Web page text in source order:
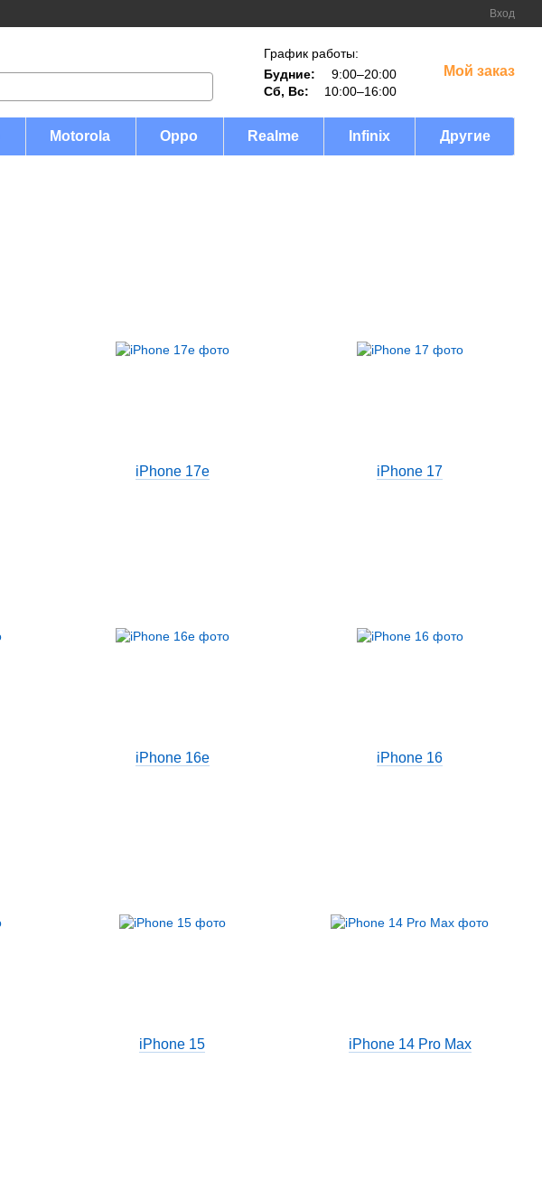
Вход
График работы:
Будние:
9:00–20:00
Сб, Вс:
10:00–16:00
Мой заказ
Motorola Oppo Realme Infinix Другие
iPhone 17e iPhone 17
iPhone 16e iPhone 16
iPhone 15 iPhone 14 Pro Max